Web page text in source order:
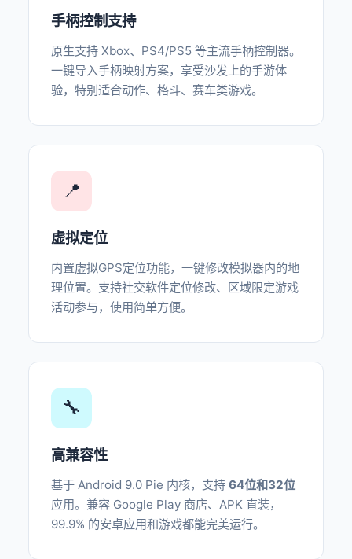
手柄控制支持
原生支持 Xbox、PS4/PS5 等主流手柄控制器。
一键导入手柄映射方案，享受沙发上的手游体
验，特别适合动作、格斗、赛车类游戏。
📍
虚拟定位
内置虚拟GPS定位功能，一键修改模拟器内的地
理位置。支持社交软件定位修改、区域限定游戏
活动参与，使用简单方便。
🔧
高兼容性
基于 Android 9.0 Pie 内核，支持 64位和32位
应用。兼容 Google Play 商店、APK 直装，
99.9% 的安卓应用和游戏都能完美运行。